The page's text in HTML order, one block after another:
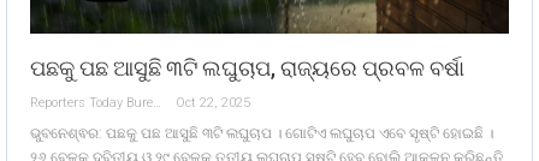
ପଛକୁ ପଛ ଆସୁଛି ୩ଟି ଲଘୁଚାପ, ରାଜ୍ୟରେ ପ୍ରବଳ ବର୍ଷା
Oct 22, 2025
ଭୁବନେଶ୍ଵର: ପଛକୁ ପଛ ଆସୁଛି ୩ଟି ଲଘୁଚାପ । ଗୋଟିଏ ଲଘୁଚାପ ଏବେ ସୃଷ୍ଟି ହୋଇଛି ।
୨୬ ବେଳକୁ ଦ୍ବିତୀୟ ଓ ୨୯ ବେଳକୁ ତୃତୀୟ ଲଘୁଚାପ ସୃଷ୍ଟି ହେବ ବୋଲି ଆକଳନ କରିଛନ୍ତି